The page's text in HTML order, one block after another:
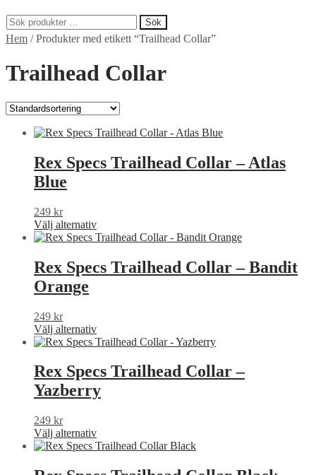
Sök
efter:
Sök
Hem /Produkter med etikett “Trailhead Collar”
Trailhead Collar
Rex Specs Trailhead Collar – Atlas
Blue
249 kr
Välj alternativDen
här
flera
alternativen
kan
väljas
produktsidan
Rex Specs Trailhead Collar – Bandit
Orange
249 kr
Välj alternativDen
här
har
flera
varianter.
alternativen
kan
Rex Specs Trailhead Collar –
Yazberry
249 kr
Välj alternativDen
här